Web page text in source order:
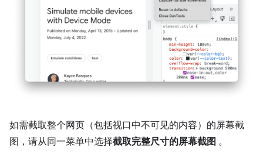
如需截取整个网页（包括视口中不可见的内容）的屏幕截
图，请从同一菜单中选择截取完整尺寸的屏幕截图 。